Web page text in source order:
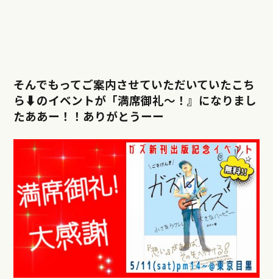
そんでもってご案内させていただいていたこち
ら⬇︎のイベントが「満席御礼〜！』になりまし
たああー！！ありがとうーー